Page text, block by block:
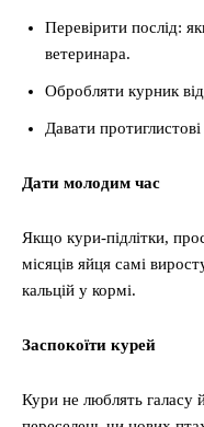
Перевірити послід:
ветеринара.
Обробляти курник
Давати
Дати молодим час
Якщо кури-підлітки,
місяців яйця самі
кальцій у кормі.
Заспокоїти курей
Кури не люблять галасу